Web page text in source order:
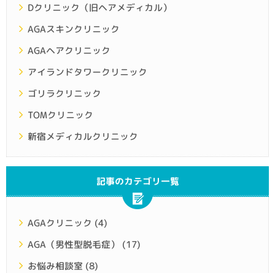
Dクリニック（旧ヘアメディカル）
AGAスキンクリニック
AGAヘアクリニック
アイランドタワークリニック
ゴリラクリニック
TOMクリニック
新宿メディカルクリニック
記事のカテゴリ一覧
AGAクリニック (4)
AGA（男性型脱毛症）
(17)
お悩み相談室 (8)